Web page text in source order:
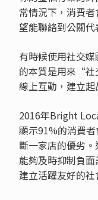
常情況下，消費
望能聯絡到公關
有時候使用社交
的本質是用來“社
線上互動，建立起
2016年Bright
顯示91%的消費
斷一家店的優劣
能夠及時抑制負
建立活躍友好的社